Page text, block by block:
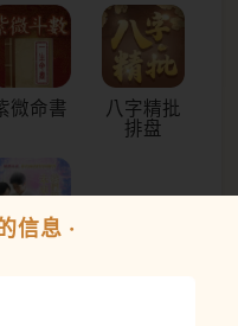
微命書
八字精批
排盘
信息 ·